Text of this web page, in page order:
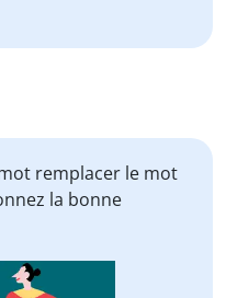
remplacer le mot
la bonne